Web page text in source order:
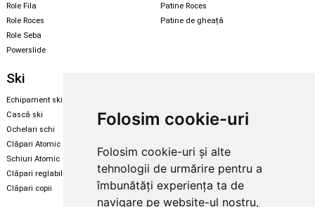
Folosim cookie-uri
Folosim cookie-uri și alte
tehnologii de urmărire pentru a
îmbunătăți experiența ta de
navigare pe website-ul nostru,
Role Fila
Role Roces
Role Seba
Powerslide
Patine Roces
Patine de gheață
Ski
Echipament ski
Cască ski
Ochelari schi
Clăpari Atomic
Schiuri Atomic
Clăpari reglabili
Clăpari copii
Echipament snowboard
Skate & longboard
Santa Cruz
Enuff Skateboards